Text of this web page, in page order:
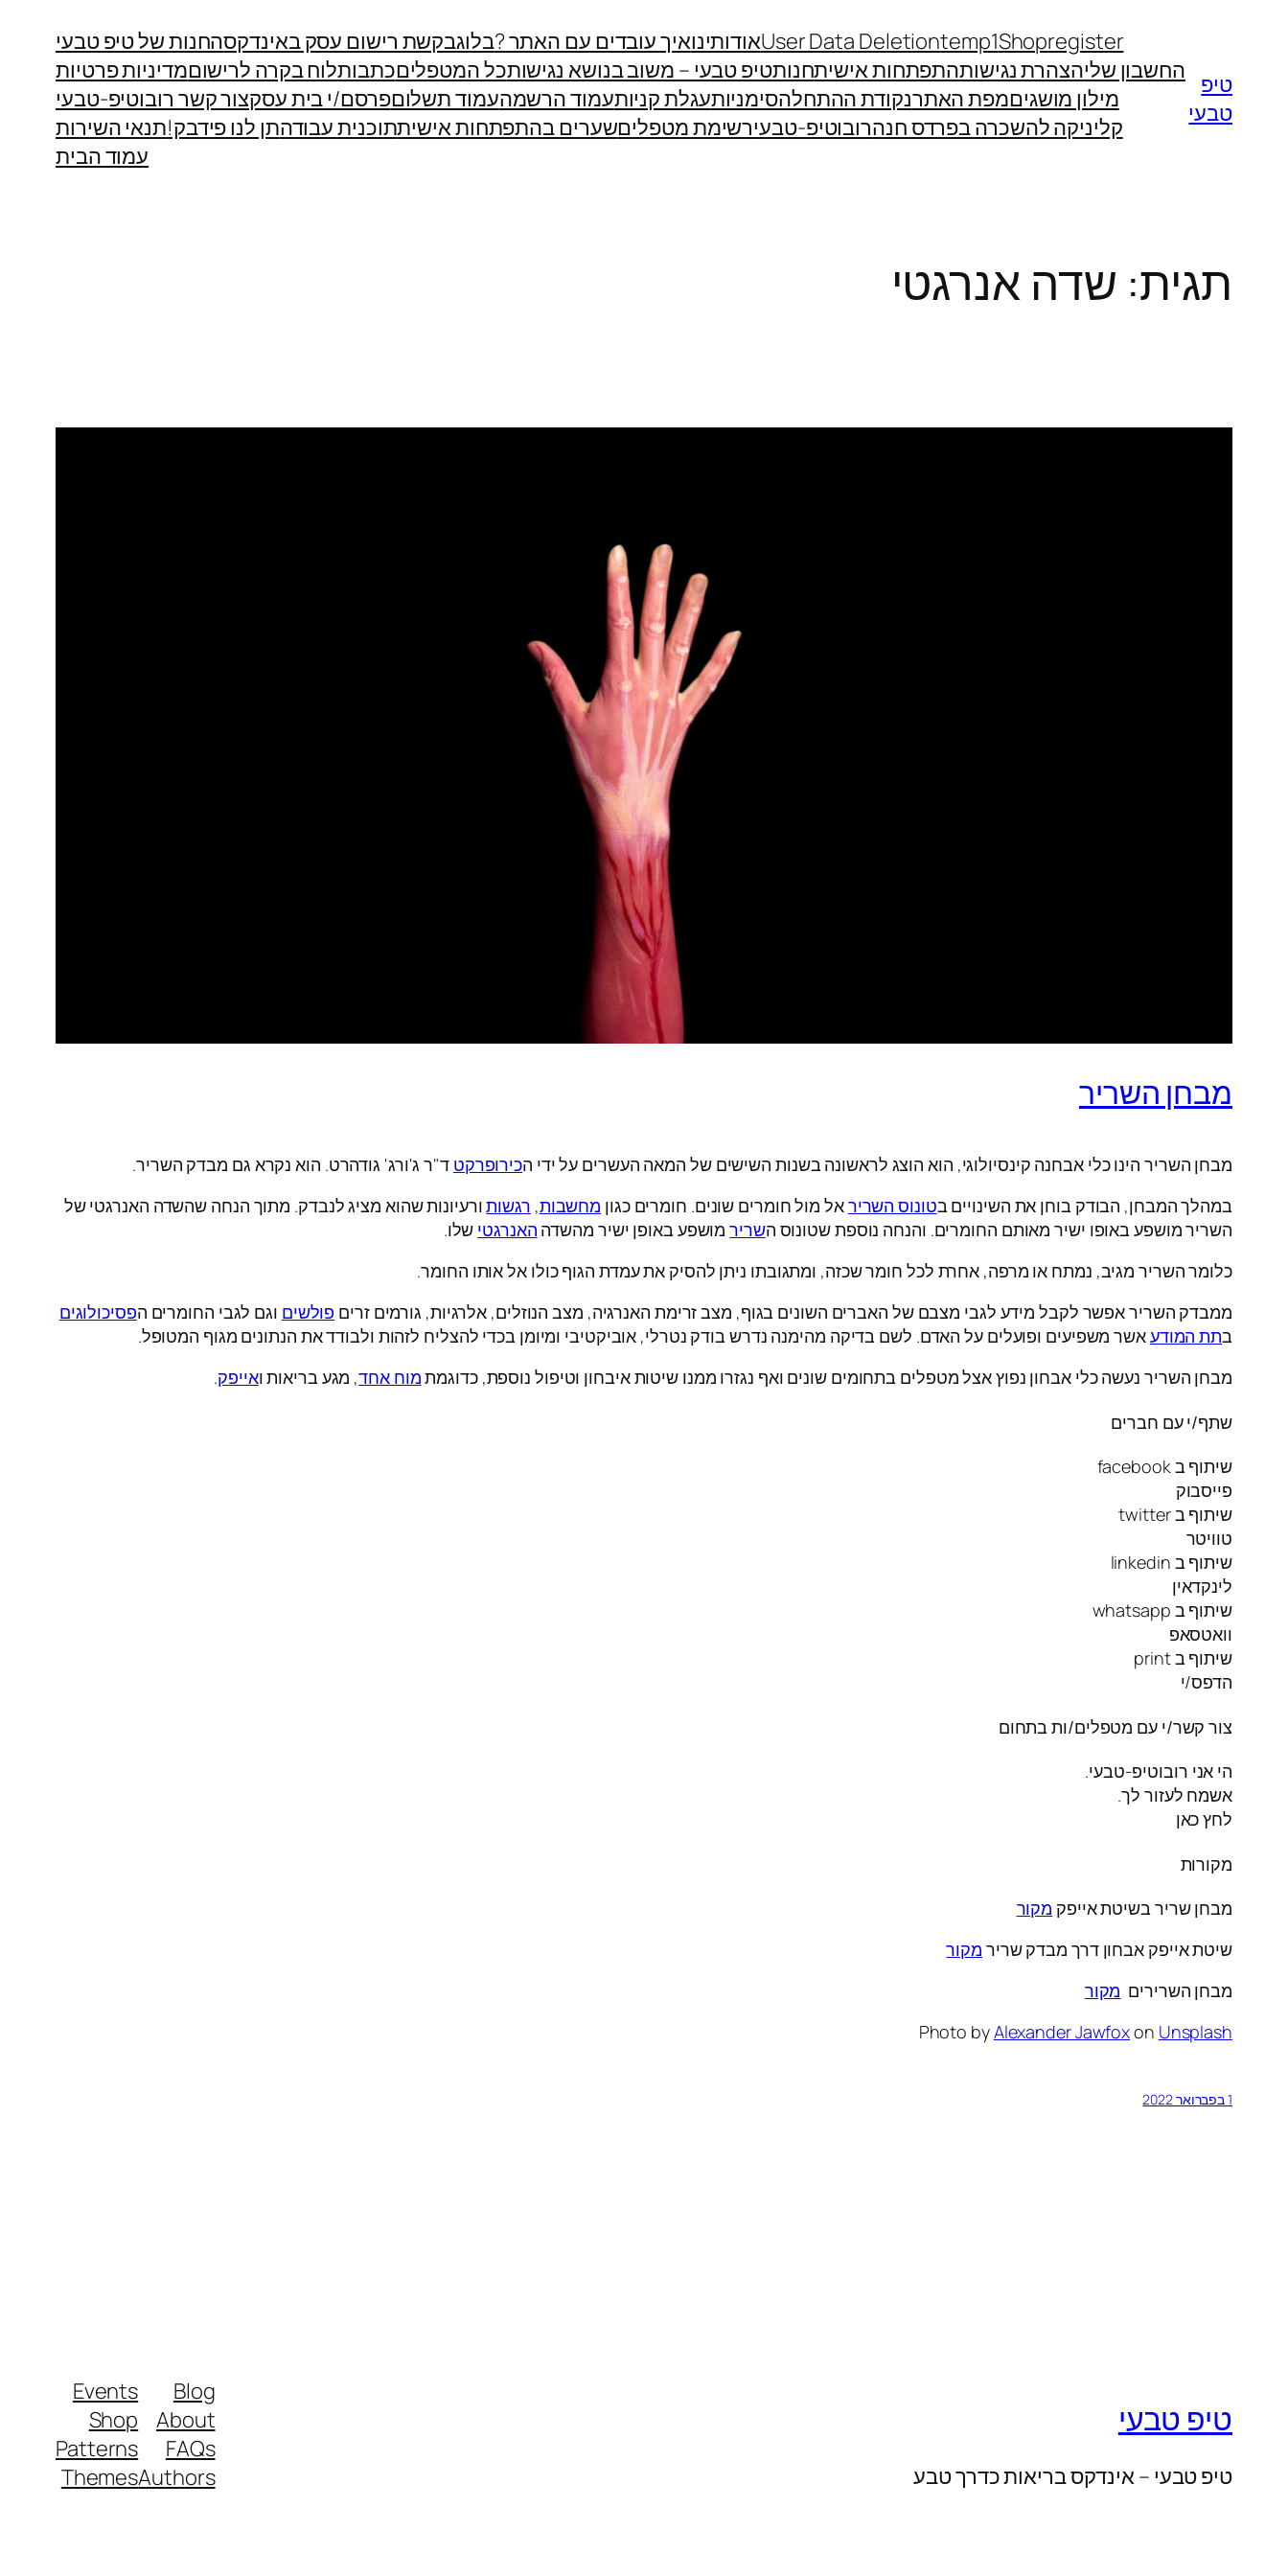
טיפ
טבעי
register
Shop
temp1
User Data Deletionאודותינואיך עובדים עם האתר ?בלוגבקשת רישום עסק באינדקסהחנות של טיפ טבעי
החשבון שליהצהרת נגישותהתפתחות אישיתחנותטיפ טבעי – משוב בנושא נגישותכל המטפליםכתבותלוח בקרה לרישוםמדיניות פרטיות
מילון מושגיםמפת האתרנקודת ההתחלהסימניותעגלת קניותעמוד הרשמהעמוד תשלוםפרסם/י בית עסקצור קשר רובוטיפ-טבעי
קליניקה להשכרה בפרדס חנהרובוטיפ-טבעירשימת מטפליםשערים בהתפתחות אישיתתוכנית עבודהתן לנו פידבק!תנאי השירות
עמוד הבית
תגית: שדה אנרגטי
מבחן השריר
מבחן השריר הינו כלי אבחנה קינסיולוגי, הוא הוצג לראשונה בשנות השישים של המאה העשרים על ידי הכירופרקט ד"ר ג'ורג' גודהרט. הוא נקרא גם מבדק השריר.
במהלך המבחן, הבודק בוחן את השינויים בטונוס השריראל מול חומרים שונים. חומרים כגון מחשבות, רגשותורעיונות שהוא מציג לנבדק. מתוך הנחה שהשדה האנרגטי של
השריר מושפע באופו ישיר מאותם החומרים. והנחה נוספת שטונוס השרירמושפע באופן ישיר מהשדה האנרגטי שלו.
כלומר השריר מגיב, נמתח או מרפה, אחרת לכל חומר שכזה, ומתגובתו ניתן להסיק את עמדת הגוף כולו אל אותו החומר.
ממבדק השריר אפשר לקבל מידע לגבי מצבם של האברים השונים בגוף, מצב זרימת האנרגיה, מצב הנוזלים, אלרגיות, גורמים זרים פולשים וגם לגבי החומרים הפסיכולוגים
בתת המודעאשר משפיעים ופועלים על האדם. לשם בדיקה מהימנה נדרש בודק נטרלי, אוביקטיבי ומיומן בכדי להצליח לזהות ולבודד את הנתונים מגוף המטופל.
מבחן השריר נעשה כלי אבחון נפוץ אצל מטפלים בתחומים שונים ואף נגזרו ממנו שיטות איבחון וטיפול נוספת, כדוגמתמוח אחד, מגע בריאות ואייפק.
שתף/י עם חברים
שיתוף ב facebook
פייסבוק
שיתוף ב twitter
טוויטר
שיתוף ב linkedin
לינקדאין
שיתוף ב whatsapp
וואטסאפ
שיתוף ב print
הדפס/י
צור קשר/י עם מטפלים/ות בתחום
הי אני רובוטיפ-טבעי.
אשמח לעזור לך.
לחץ כאן
מקורות
מבחן שריר בשיטת אייפק מקור
שיטת אייפק אבחון דרך מבדק שריר מקור
מבחן השרירים מקור
Photo byAlexander Jawfoxon Unsplash
1 בפברואר 2022
טיפ טבעי
טיפ טבעי – אינדקס בריאות כדרך טבע
Blog
About
FAQs
Authors
Events
Shop
Patterns
Themes